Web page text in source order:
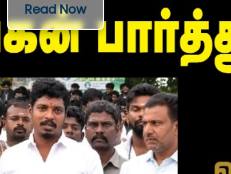
Read Now